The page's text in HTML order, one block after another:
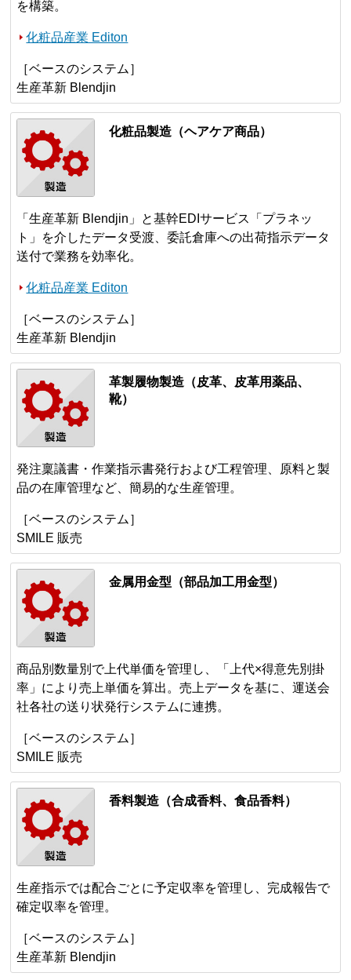
を構築。
化粧品産業 Editon
［ベースのシステム］
生産革新 Blendjin
化粧品製造（ヘアケア商品）
「生産革新 Blendjin」と基幹EDIサービス「プラネッ
ト」を介したデータ受渡、委託倉庫への出荷指示データ
送付で業務を効率化。
化粧品産業 Editon
［ベースのシステム］
生産革新 Blendjin
革製履物製造（皮革、皮革用薬品、
靴）
発注稟議書・作業指示書発行および工程管理、原料と製
品の在庫管理など、簡易的な生産管理。
［ベースのシステム］
SMILE 販売
金属用金型（部品加工用金型）
商品別数量別で上代単価を管理し、「上代×得意先別掛
率」により売上単価を算出。売上データを基に、運送会
社各社の送り状発行システムに連携。
［ベースのシステム］
SMILE 販売
香料製造（合成香料、食品香料）
生産指示では配合ごとに予定収率を管理し、完成報告で
確定収率を管理。
［ベースのシステム］
生産革新 Blendjin